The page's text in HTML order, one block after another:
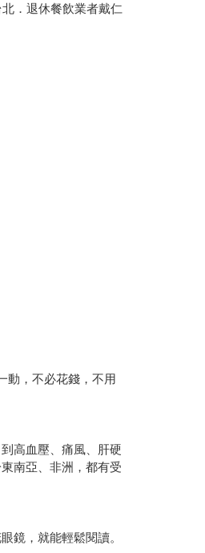
．退休餐飲業者戴仁
動，不必花錢，不用
高血壓、痛風、肝硬
南亞、非洲，都有受
鏡，就能輕鬆閱讀。